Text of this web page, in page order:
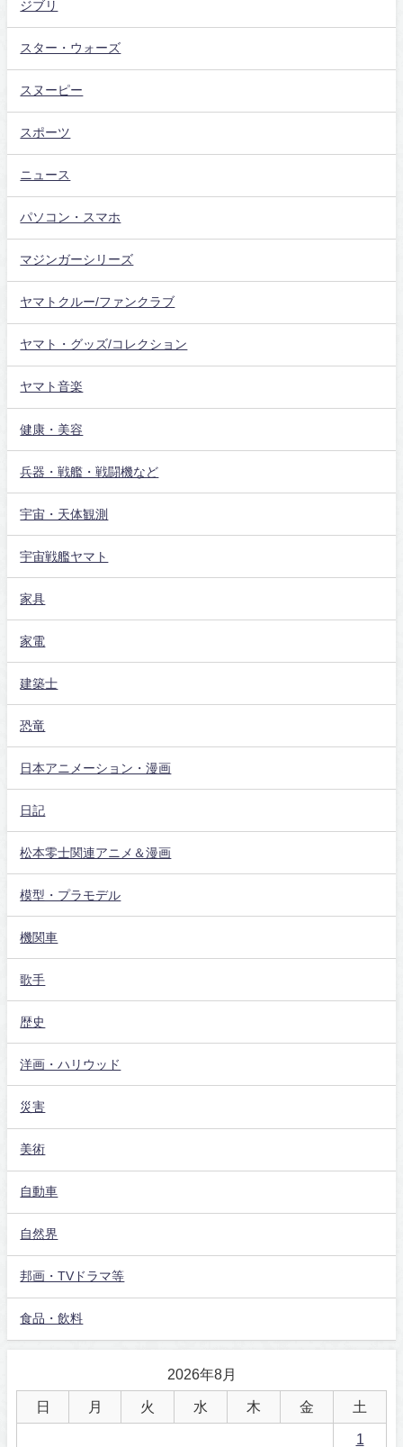
ジブリ
スター・ウォーズ
スヌーピー
スポーツ
ニュース
パソコン・スマホ
マジンガーシリーズ
ヤマトクルー/ファンクラブ
ヤマト・グッズ/コレクション
ヤマト音楽
健康・美容
兵器・戦艦・戦闘機など
宇宙・天体観測
宇宙戦艦ヤマト
家具
家電
建築士
恐竜
日本アニメーション・漫画
日記
松本零士関連アニメ＆漫画
模型・プラモデル
機関車
歌手
歴史
洋画・ハリウッド
災害
美術
自動車
自然界
邦画・TVドラマ等
食品・飲料
2026年8月
日 月 火 水 木 金 土
1